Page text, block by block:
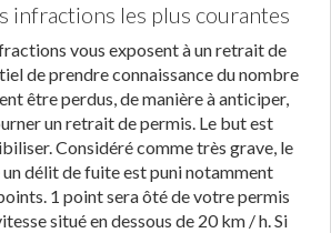
infractions les plus courantes
vous exposent à un retrait de
de prendre connaissance du nombre
être perdus, de manière à anticiper,
un retrait de permis. Le but est
Considéré comme très grave, le
délit de fuite est puni notamment
1 point sera ôté de votre permis
situé en dessous de 20 km / h. Si